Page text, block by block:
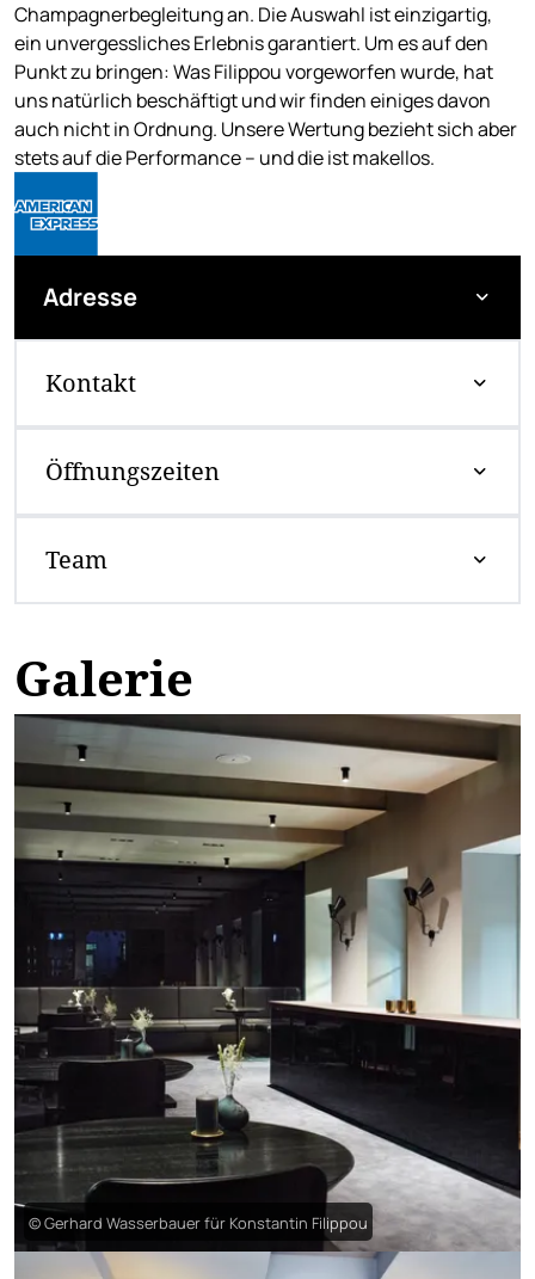
Champagnerbegleitung an. Die Auswahl ist einzigartig,
ein unvergessliches Erlebnis garantiert. Um es auf den
Punkt zu bringen: Was Filippou vorgeworfen wurde, hat
uns natürlich beschäftigt und wir finden einiges davon
auch nicht in Ordnung. Unsere Wertung bezieht sich aber
stets auf die Performance – und die ist makellos.
Adresse
Kontakt
Öffnungszeiten
Team
Galerie
© Gerhard Wasserbauer für Konstantin Filippou